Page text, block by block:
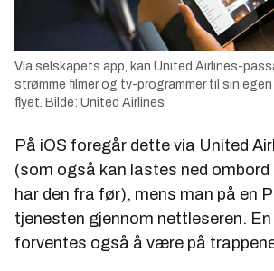
Via selskapets app, kan United Airlines-
strømme filmer og tv-programmer til sin
flyet. Bilde: United Airlines
På iOS foregår dette via United
(som også kan lastes ned ombord
har den fra før), mens man på en
tjenesten gjennom nettleseren.
forventes også å være på